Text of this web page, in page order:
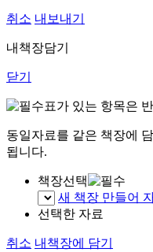
취소 내보내기
내책장담기
닫기
표가 있는 항목은
동일자료를 같은 책장에
됩니다.
책장선택
새 책장 만들어
선택한 자료
취소 내책장에 담기